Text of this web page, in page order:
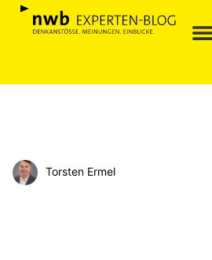
Torsten Ermel